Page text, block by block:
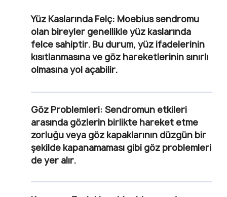
Yüz Kaslarında Felç: Moebius sendromu
olan bireyler genellikle yüz kaslarında
felce sahiptir. Bu durum, yüz ifadelerinin
kısıtlanmasına ve göz hareketlerinin sınırlı
olmasına yol açabilir.
Göz Problemleri: Sendromun etkileri
arasında gözlerin birlikte hareket etme
zorluğu veya göz kapaklarının düzgün bir
şekilde kapanamaması gibi göz problemleri
de yer alır.